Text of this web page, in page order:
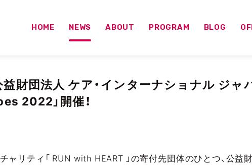
HOME NEWS ABOUT PROGRAM BLOG
益財団法人 ケア・インターナショナル ジャ
2022」開催！
ャリティ「 RUN with HEART 」の寄付先団体のひとつ、公益